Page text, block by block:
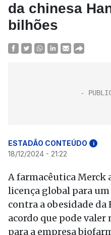
da chinesa
bilhões
ESTADÃO CONTEÚDO i
18/12/2024 - 21:22
A farmacêutica Merck
licença global para
contra a obesidade da
acordo que pode valer
para a empresa